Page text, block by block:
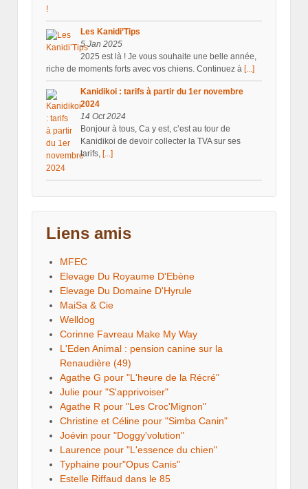
Les Kanidi’Tips
5 Jan 2025
2025 est là ! Je vous souhaite une belle année,
riche de moments forts avec vos chiens. Continuez à [...]
Kanidikoi : tarifs à partir du 1er novembre
2024
14 Oct 2024
Bonjour à tous, Ca y est, c’est au tour de
Kanidikoi de devoir collecter la TVA sur ses
tarifs, [...]
Liens amis
MFEC
Elevage Du Royaume D'Ebène
Elevage Du Domaine D'Hyrule
MaiSa & Cie
Welldog
Corinne Favreau Make My Way
L'Eden Animal : pension canine sur la
Renaudière (49)
Agathe G pour "L'heure de la Récré"
Julie pour "S'apprivoiser"
Agathe R pour "Les Croc'Mignon"
Christine et Céline pour "Simba Canin"
Joévin pour "Doggy'volution"
Laurence pour "L'essence du chien"
Typhaine pour"Opus Canis"
Estelle Riffaud dans le 85